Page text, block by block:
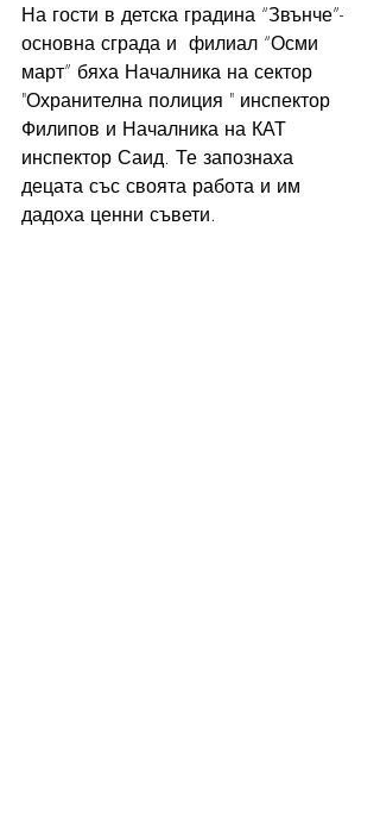
На гости в детска градина “Звънче”-
основна сграда и  филиал “Осми
март” бяха Началника на сектор
"Охранителна полиция " инспектор
Филипов и Началника на КАТ
инспектор Саид. Те запознаха
децата със своята работа и им
дадоха ценни съвети.